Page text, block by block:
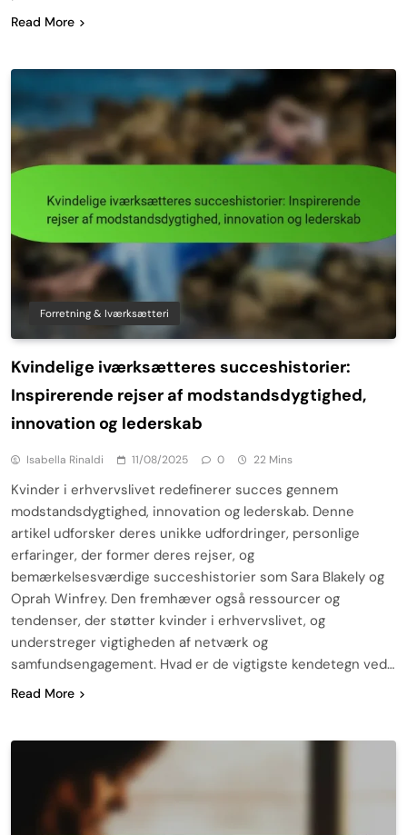
Read More
Forretning & Iværksætteri
Kvindelige iværksætteres succeshistorier:
Inspirerende rejser af modstandsdygtighed,
innovation og lederskab
Isabella Rinaldi 11/08/2025 0 22 Mins
Kvinder i erhvervslivet redefinerer succes gennem
modstandsdygtighed, innovation og lederskab. Denne
artikel udforsker deres unikke udfordringer, personlige
erfaringer, der former deres rejser, og
bemærkelsesværdige succeshistorier som Sara Blakely og
Oprah Winfrey. Den fremhæver også ressourcer og
tendenser, der støtter kvinder i erhvervslivet, og
understreger vigtigheden af netværk og
samfundsengagement. Hvad er de vigtigste kendetegn ved…
Read More